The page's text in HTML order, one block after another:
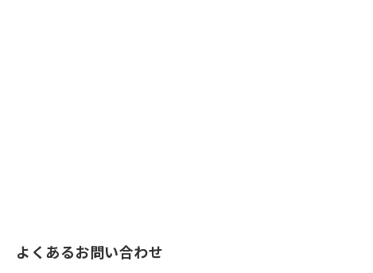
よくあるお問い合わせ